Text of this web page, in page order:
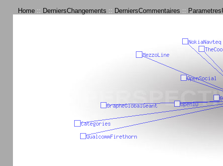
Home :: DerniersChangements :: DerniersCommentaires ::